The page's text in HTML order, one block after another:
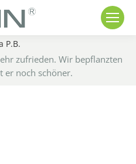
P.B.
zufrieden. Wir bepflanzten
noch schöner.